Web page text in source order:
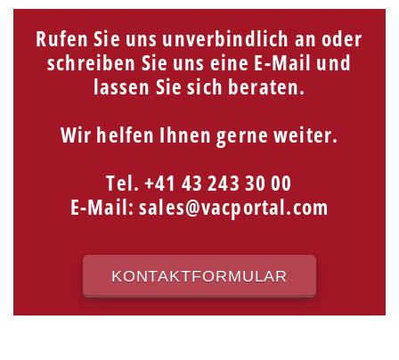
Rufen Sie uns unverbindlich an oder
schreiben Sie uns eine E-Mail und
lassen Sie sich beraten.
Wir helfen Ihnen gerne weiter.
Tel. +41 43 243 30 00
E-Mail:sales@vacportal.com
KONTAKTFORMULAR